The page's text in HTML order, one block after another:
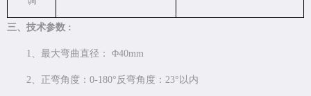
三、技术参数 :
1、最大弯曲直径： Φ40mm
2、正弯角度：0-180°反弯角度：23°以内